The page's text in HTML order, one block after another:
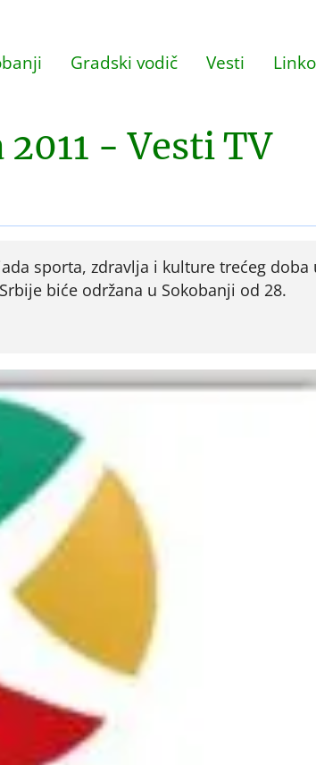
Gradski vodič Vesti
- Vesti TV
sporta, zdravlja i kulture trećeg doba
biće održana u Sokobanji od 28.